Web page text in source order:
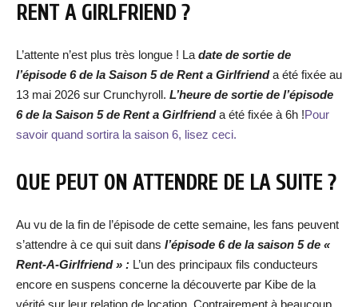
RENT A GIRLFRIEND ?
L’attente n’est plus très longue ! La date de sortie de
l’épisode 6 de la Saison 5 de Rent a Girlfrienda été fixée au
13 mai 2026 sur Crunchyroll. L’heure de sortie de l’épisode
6 de la Saison 5 de Rent a Girlfrienda été fixée à 6h !Pour
savoir quand sortira la saison 6, lisez ceci.
QUE PEUT ON ATTENDRE DE LA SUITE ?
Au vu de la fin de l’épisode de cette semaine, les fans peuvent
s’attendre à ce qui suit dans l’épisode 6 de la saison 5 de «
Rent-A-Girlfriend » : L’un des principaux fils conducteurs
encore en suspens concerne la découverte par Kibe de la
vérité sur leur relation de location. Contrairement à beaucoup